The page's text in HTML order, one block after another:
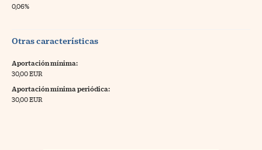
0,06%
Otras características
Aportación mínima:
30,00 EUR
Aportación mínima periódica:
30,00 EUR